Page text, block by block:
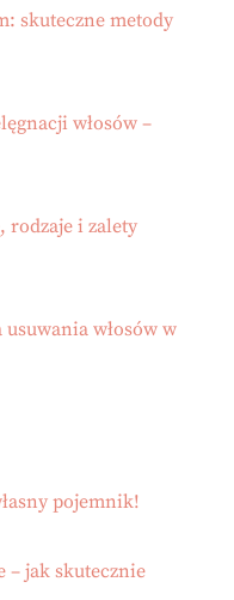
skuteczne metody
włosów –
rodzaje i zalety
włosów w
pojemnik!
– jak skutecznie